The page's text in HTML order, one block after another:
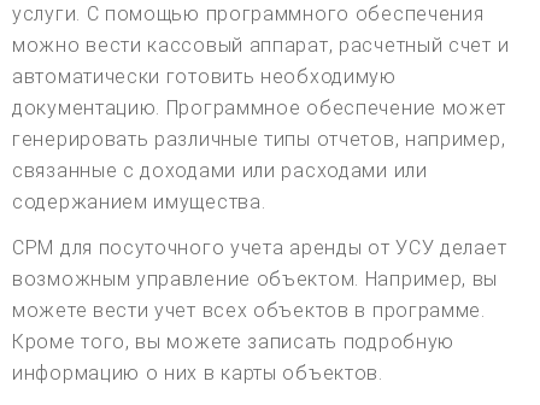
услуги. С помощью программного обеспечения
можно вести кассовый аппарат, расчетный счет и
автоматически готовить необходимую
документацию. Программное обеспечение может
генерировать различные типы отчетов, например,
связанные с доходами или расходами или
содержанием имущества.
СРМ для посуточного учета аренды от УСУ делает
возможным управление объектом. Например, вы
можете вести учет всех объектов в программе.
Кроме того, вы можете записать подробную
информацию о них в карты объектов.